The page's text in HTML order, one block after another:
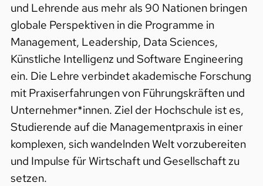
und Lehrende aus mehr als 90 Nationen bringen
globale Perspektiven in die Programme in
Management, Leadership, Data Sciences,
Künstliche Intelligenz und Software Engineering
ein. Die Lehre verbindet akademische Forschung
mit Praxiserfahrungen von Führungskräften und
Unternehmer*innen. Ziel der Hochschule ist es,
Studierende auf die Managementpraxis in einer
komplexen, sich wandelnden Welt vorzubereiten
und Impulse für Wirtschaft und Gesellschaft zu
setzen.